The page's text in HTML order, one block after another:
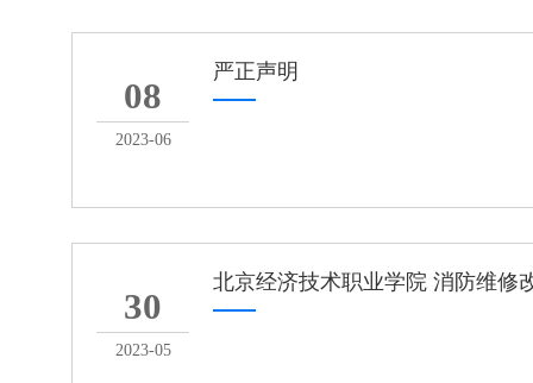
08
2023-06
严正声明
30
2023-05
北京经济技术职业学院 消防维修